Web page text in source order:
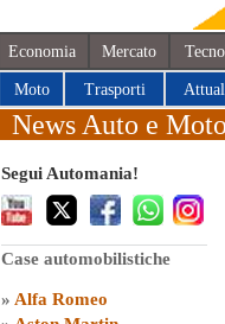
Economia Mercato
Moto Trasporti
News Auto e
Segui Automania!
Case automobilistiche
» Alfa Romeo